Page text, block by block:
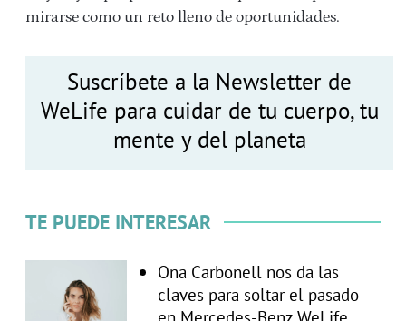
mirarse como un reto lleno de oportunidades.
Suscríbete a la Newsletter de
WeLife para cuidar de tu cuerpo, tu
mente y del planeta
TE PUEDE INTERESAR
Ona Carbonell nos da las
claves para soltar el pasado